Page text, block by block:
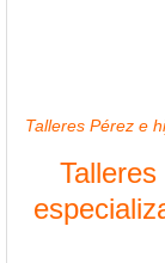
Talleres Pérez e